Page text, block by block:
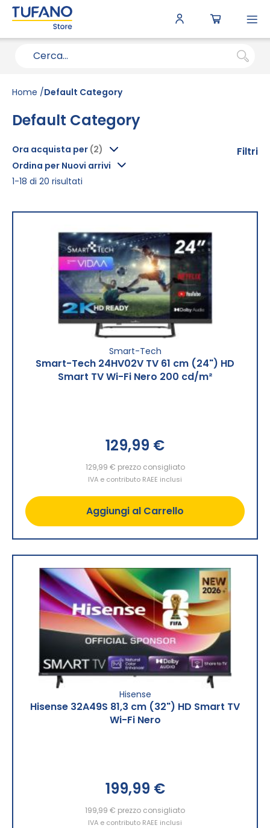
Home Default Category
Default Category
Ordina per Nuovi arrivi
1-18 di 20 risultati
Smart-Tech
Smart-Tech 24HV02V TV 61 cm (24") HD
Smart TV Wi-Fi Nero 200 cd/m²
129,99 €
129,99 € prezzo consigliato
IVA e contributo RAEE inclusi
Aggiungi al Carrello
Hisense
Hisense 32A49S 81,3 cm (32") HD Smart TV
Wi-Fi Nero
199,99 €
199,99 € prezzo consigliato
IVA e contributo RAEE inclusi
Filtri
Ora acquista per